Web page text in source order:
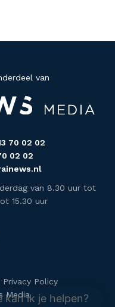
van
70 02 02
02 02
van 8.30 uur tot
15.30 uur
Privacy Policy
Media
kan ik je helpen?